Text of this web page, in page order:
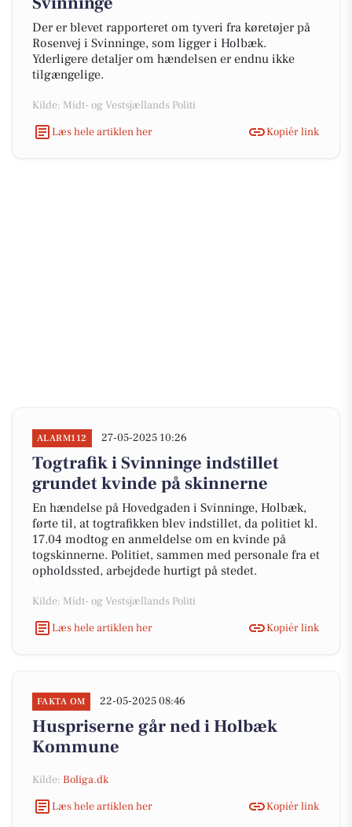
Der er blevet rapporteret om tyveri fra køretøjer på
Rosenvej i Svinninge, som ligger i Holbæk.
Yderligere detaljer om hændelsen er endnu ikke
tilgængelige.
Kilde: Midt- og Vestsjællands Politi
Læs hele artiklen her
Kopiér link
ALARM112 27-05-2025 10:26
Togtrafik i Svinninge indstillet
grundet kvinde på skinnerne
En hændelse på Hovedgaden i Svinninge, Holbæk,
førte til, at togtrafikken blev indstillet, da politiet kl.
17.04 modtog en anmeldelse om en kvinde på
togskinnerne. Politiet, sammen med personale fra et
opholdssted, arbejdede hurtigt på stedet.
Kilde: Midt- og Vestsjællands Politi
Læs hele artiklen her
Kopiér link
FAKTA OM 22-05-2025 08:46
Huspriserne går ned i Holbæk
Kommune
Kilde: Boliga.dk
Læs hele artiklen her
Kopiér link